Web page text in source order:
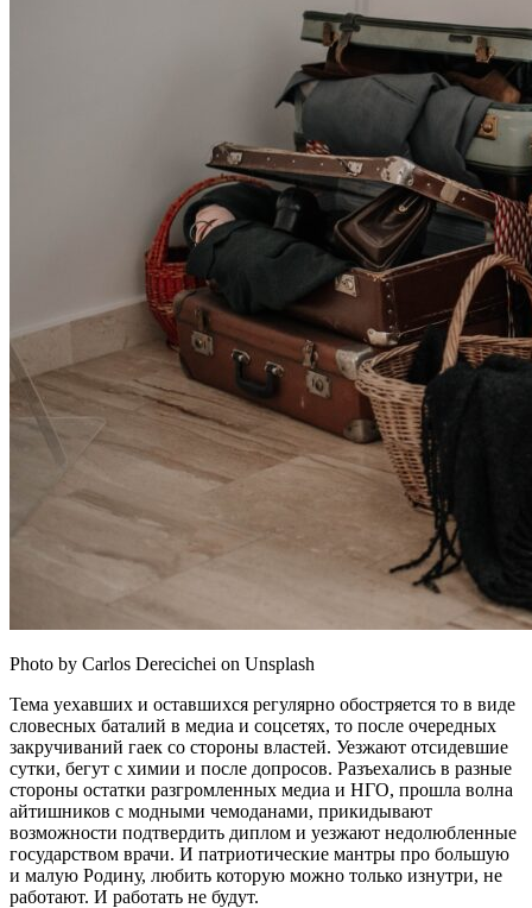
Photo by Carlos Derecichei on Unsplash
Тема уехавших и оставшихся регулярно обостряется то в виде
словесных баталий в медиа и соцсетях, то после очередных
закручиваний гаек со стороны властей. Уезжают отсидевшие
сутки, бегут с химии и после допросов. Разъехались в разные
стороны остатки разгромленных медиа и НГО, прошла волна
айтишников с модными чемоданами, прикидывают
возможности подтвердить диплом и уезжают недолюбленные
государством врачи. И патриотические мантры про большую
и малую Родину, любить которую можно только изнутри, не
работают. И работать не будут.